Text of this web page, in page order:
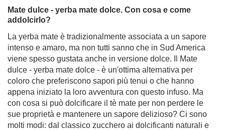
Mate dulce - yerba mate dolce. Con cosa e come
addolcirlo?
La yerba mate è tradizionalmente associata a un sapore
intenso e amaro, ma non tutti sanno che in Sud America
viene spesso gustata anche in versione dolce. Il Mate
dulce - yerba mate dolce - è un'ottima alternativa per
coloro che preferiscono sapori più tenui o che hanno
appena iniziato la loro avventura con questo infuso. Ma
con cosa si può dolcificare il tè mate per non perdere le
sue proprietà e mantenere un sapore delizioso? Ci sono
molti modi: dal classico zucchero ai dolcificanti naturali e